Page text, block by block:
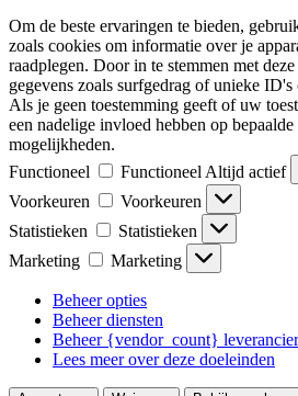
Om de beste ervaringen te bieden,
zoals cookies om informatie over je
raadplegen. Door in te stemmen met
gegevens zoals surfgedrag of unieke
Als je geen toestemming geeft of uw
een nadelige invloed hebben op bepaalde
mogelijkheden.
Functioneel
Functioneel Altijd actief
Voorkeuren
Voorkeuren
Statistieken
Statistieken
Marketing
Marketing
Beheer opties
Beheer diensten
Beheer {vendor_count}
Lees meer over deze doeleinden